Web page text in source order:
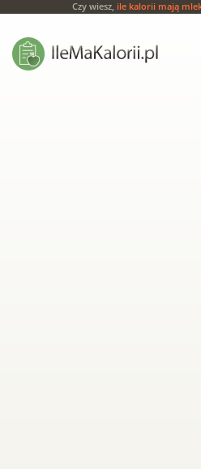
Czy wiesz, ile kalorii mają